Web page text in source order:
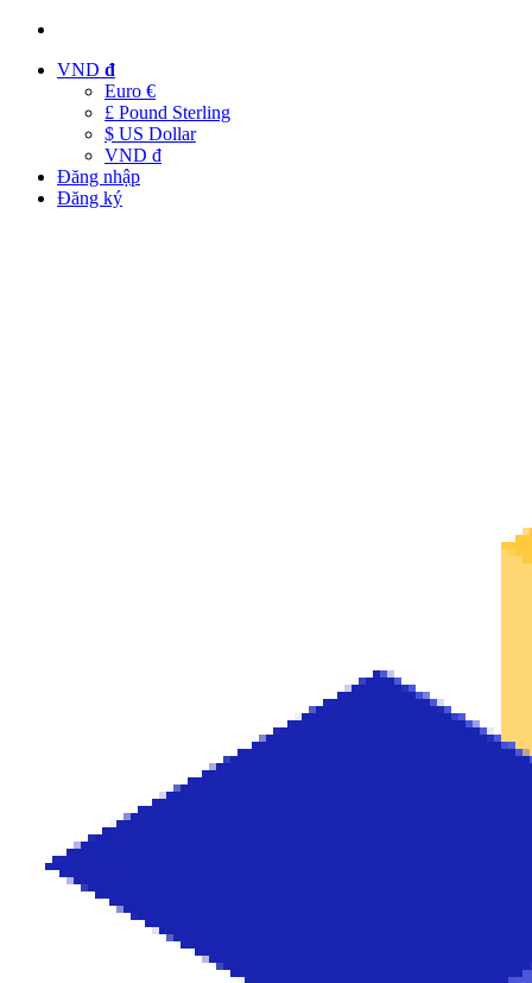
VND đ
Euro €
£ Pound Sterling
$ US Dollar
VND đ
Đăng nhập
Đăng ký